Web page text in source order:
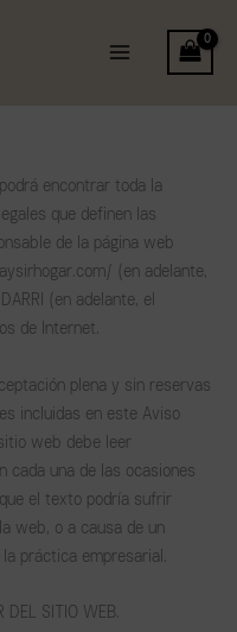
Menu
encontrar toda la
que definen las
de la página web
(en adelante,
(en adelante, el
de Internet.
plena y sin reservas
incluidas en este Aviso
web debe leer
cada una de las ocasiones
el texto podría sufrir
web, o a causa de un
práctica empresarial.
DEL SITIO WEB.